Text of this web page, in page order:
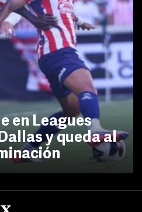
en Leagues
y queda al